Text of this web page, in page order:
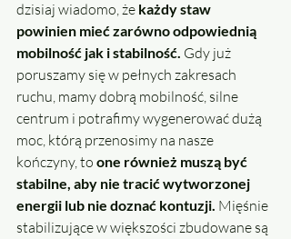
dzisiaj wiadomo, że każdy staw
powinien mieć zarówno odpowiednią
mobilność jak i stabilność. Gdy już
poruszamy się w pełnych zakresach
ruchu, mamy dobrą mobilność, silne
centrum i potrafimy wygenerować dużą
moc, którą przenosimy na nasze
kończyny, to one również muszą być
stabilne, aby nie tracić wytworzonej
energii lub nie doznać kontuzji. Mięśnie
stabilizujące w większości zbudowane są